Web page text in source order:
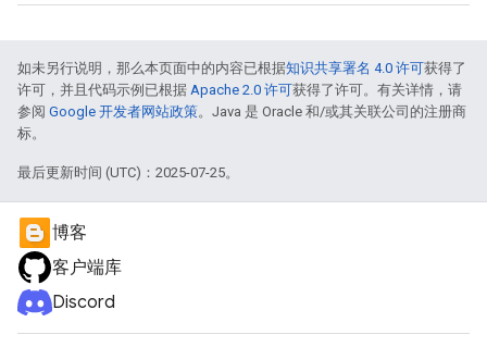
如未另行说明，那么本页面中的内容已根据知识共享署名 4.0 许可获得了
许可，并且代码示例已根据 Apache 2.0 许可获得了许可。有关详情，请
参阅 Google 开发者网站政策。Java 是 Oracle 和/或其关联公司的注册商
标。
最后更新时间 (UTC)：2025-07-25。
博客
客户端库
Discord